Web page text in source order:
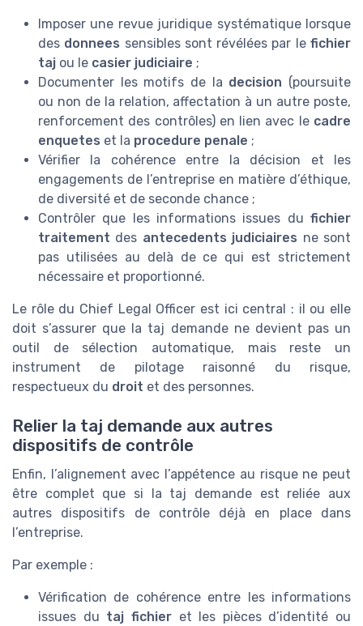
Imposer une revue juridique systématique lorsque
des donnees sensibles sont révélées par lefichier
taj ou le casier judiciaire ;
Documenter les motifs de la decision (poursuite
ou non de la relation, affectation à un autre poste,
renforcement des contrôles) en lien avec le cadre
enquetes et la procedure penale ;
Vérifier la cohérence entre la décision et les
engagements de l’entreprise en matière d’éthique,
de diversité et de seconde chance ;
Contrôler que les informations issues du fichier
traitement des antecedents judiciaires ne sont
pas utilisées au delà de ce qui est strictement
nécessaire et proportionné.
Le rôle du Chief Legal Officer est ici central : il ou elle
doit s’assurer que la taj demande ne devient pas un
outil de sélection automatique, mais reste un
instrument de pilotage raisonné du risque,
respectueux du droit et des personnes.
Relier la taj demande aux autres
dispositifs de contrôle
Enfin, l’alignement avec l’appétence au risque ne peut
être complet que si la taj demande est reliée aux
autres dispositifs de contrôle déjà en place dans
l’entreprise.
Par exemple :
Vérification de cohérence entre les informations
issues du taj fichieret les pièces d’identité ou